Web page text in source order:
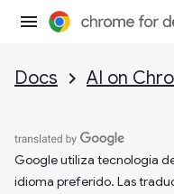
Docs AI on
Google utiliza tecnología
idioma preferido. Las